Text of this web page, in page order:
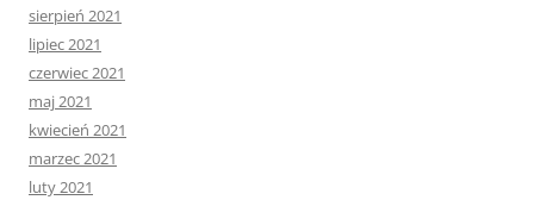
sierpień 2021
lipiec 2021
czerwiec 2021
maj 2021
kwiecień 2021
marzec 2021
luty 2021